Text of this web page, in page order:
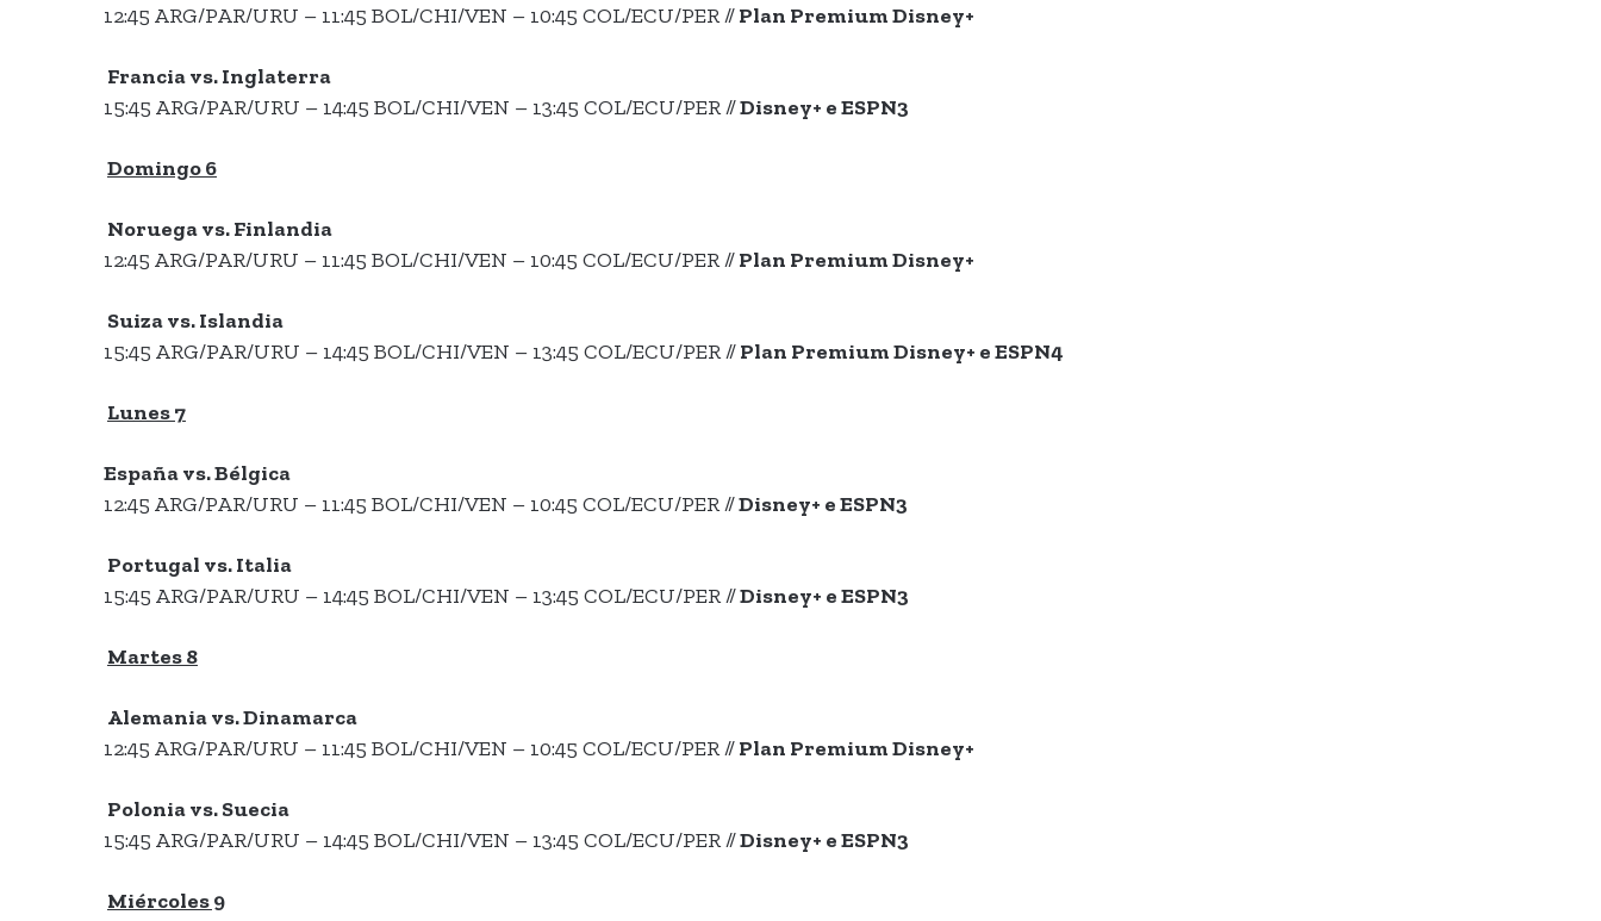
12:45 ARG/PAR/URU – 11:45 BOL/CHI/VEN – 10:45 COL/ECU/PER //Plan Premium Disney+
Francia vs. Inglaterra
15:45 ARG/PAR/URU – 14:45 BOL/CHI/VEN – 13:45 COL/ECU/PER //Disney+ e ESPN3
Domingo 6
Noruega vs. Finlandia
12:45 ARG/PAR/URU – 11:45 BOL/CHI/VEN – 10:45 COL/ECU/PER //Plan Premium Disney+
Suiza vs. Islandia
15:45 ARG/PAR/URU – 14:45 BOL/CHI/VEN – 13:45 COL/ECU/PER //Plan Premium Disney+ e ESPN4
Lunes 7
España vs. Bélgica
12:45 ARG/PAR/URU – 11:45 BOL/CHI/VEN – 10:45 COL/ECU/PER //Disney+ e ESPN3
Portugal vs. Italia
15:45 ARG/PAR/URU – 14:45 BOL/CHI/VEN – 13:45 COL/ECU/PER //Disney+ e ESPN3
Martes 8
Alemania vs. Dinamarca
12:45 ARG/PAR/URU – 11:45 BOL/CHI/VEN – 10:45 COL/ECU/PER //Plan Premium Disney+
Polonia vs. Suecia
15:45 ARG/PAR/URU – 14:45 BOL/CHI/VEN – 13:45 COL/ECU/PER //Disney+ e ESPN3
Miércoles 9